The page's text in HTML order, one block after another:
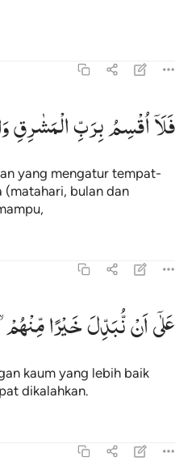
فلا اقسم برب المشارق والمغارب
فَلَآ أُقْسِمُ بِرَبِّ ٱلْمَشَـٰرِقِ وَٱلْمَغَـٰرِبِ
فَلَاۤاُقْسِمُبِرَبِّالْمَشٰرِقِ
yang mengatur tempat-
bulan dan
على ان نبدل خيرا منهم وما نحن
عَلَىٰٓ أَن نُّبَدِّلَ خَيْرًۭا مِّنْهُمْ وَمَا نَحْنُ
عَلٰۤیاَنْنُّبَدِّلَخَیْرًامِّنْهُمْ ۙ
kaum yang lebih baik
dikalahkan.